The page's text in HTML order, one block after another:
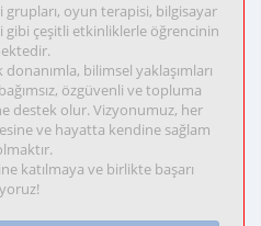
grupları, oyun terapisi, bilgisayar
çeşitli etkinliklerle öğrencinin
bilimsel yaklaşımları
özgüvenli ve topluma
destek olur. Vizyonumuz, her
ve hayatta kendine sağlam
katılmaya ve birlikte başarı